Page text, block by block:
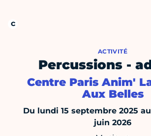
ACTIVITÉ
Percussions -
Centre Paris Anim'
Aux Belles
Du lundi 15 septembre 2025
juin 2026